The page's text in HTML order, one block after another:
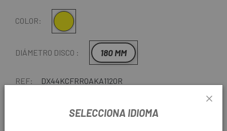
COLOR: Groc
DIÁMETRO DISCO : 180 MM
REF: DX44KCFRROAKA112OR
+
SELECCIONA IDIOMA